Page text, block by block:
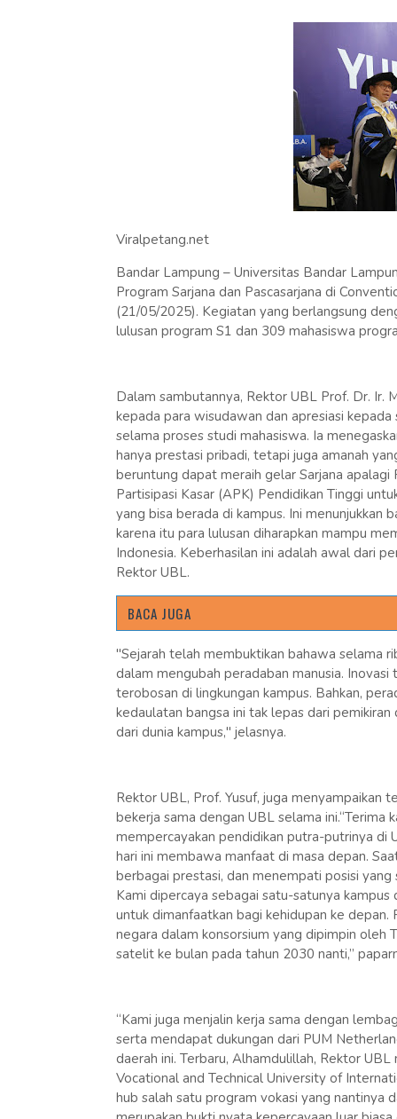
Viralpetang.net
Bandar Lampung – Universitas Bandar
Program Sarjana dan Pascasarjana di
(21/05/2025). Kegiatan yang berlangsung
lulusan program S1 dan 309 mahasiswa
Dalam sambutannya, Rektor UBL Prof. Dr. Ir.
kepada para wisudawan dan apresiasi
selama proses studi mahasiswa. Ia
hanya prestasi pribadi, tetapi juga amanah
beruntung dapat meraih gelar Sarjana apalagi
Partisipasi Kasar (APK) Pendidikan Tinggi
yang bisa berada di kampus. Ini menunjukkan
karena itu para lulusan diharapkan mampu
Indonesia. Keberhasilan ini adalah awal dari
Rektor UBL.
BACA JUGA
"Sejarah telah membuktikan bahawa selama
dalam mengubah peradaban manusia.
terobosan di lingkungan kampus. Bahkan,
kedaulatan bangsa ini tak lepas dari
dari dunia kampus," jelasnya.
Rektor UBL, Prof. Yusuf, juga menyampaikan
bekerja sama dengan UBL selama
mempercayakan pendidikan putra-putrinya di
hari ini membawa manfaat di masa depan.
berbagai prestasi, dan menempati posisi
Kami dipercaya sebagai satu-satunya
untuk dimanfaatkan bagi kehidupan ke
negara dalam konsorsium yang dipimpin oleh
satelit ke bulan pada tahun 2030 nanti,”
“Kami juga menjalin kerja sama dengan
serta mendapat dukungan dari PUM
daerah ini. Terbaru, Alhamdulillah, Rektor
Vocational and Technical University of
hub salah satu program vokasi yang nantinya